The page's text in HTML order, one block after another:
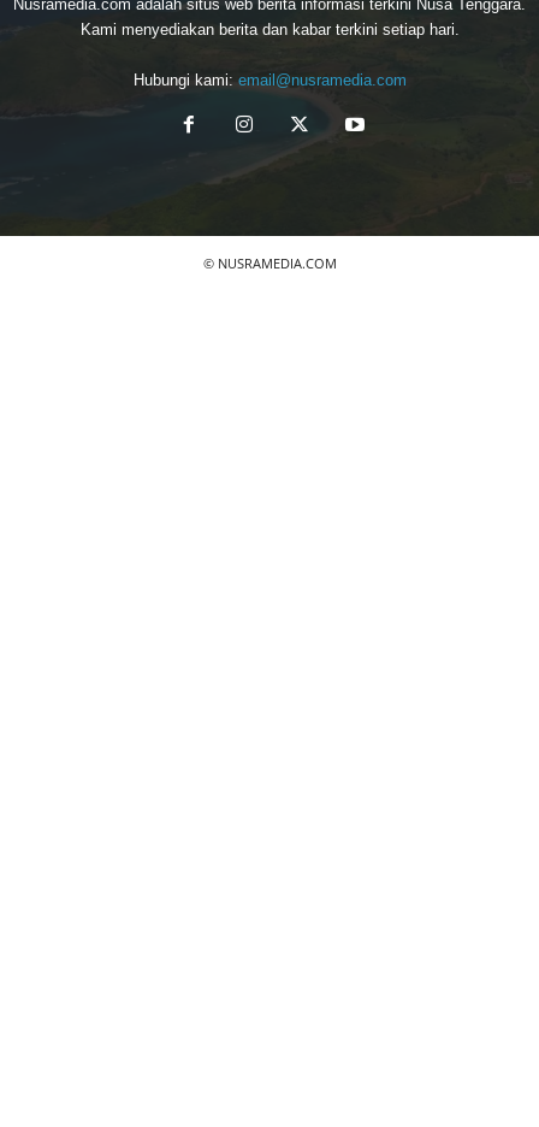
Nusramedia.com adalah situs web berita informasi terkini Nusa Tenggara.
Kami menyediakan berita dan kabar terkini setiap hari.
Hubungi kami: email@nusramedia.com
© NUSRAMEDIA.COM